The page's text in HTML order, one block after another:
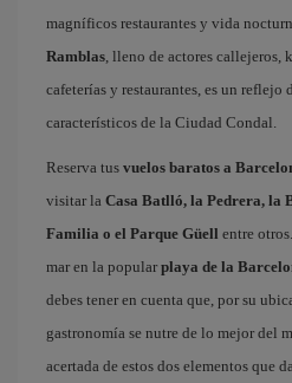
magníficos restaurantes y vida
Ramblas, lleno de actores callejeros,
cafeterías y restaurantes, es un
característicos de la Ciudad Condal.
Reserva tus vuelos baratos a
visitar la Casa Batlló, la Pedrera, la
Familia o el Parque Güell entre
mar en la popular playa de la
debes tener en cuenta que, por su
gastronomía se nutre de lo mejor del
acertada de estos dos elementos que